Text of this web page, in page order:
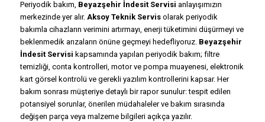
Periyodik bakım, Beyazşehir İndesit Servisi anlayışımızın
merkezinde yer alır. Aksoy Teknik Servisolarak periyodik
bakımla cihazların verimini artırmayı, enerji tüketimini düşürmeyi ve
beklenmedik arızaların önüne geçmeyi hedefliyoruz. Beyazşehir
İndesit Servisi kapsamında yapılan periyodik bakım; filtre
temizliği, conta kontrolleri, motor ve pompa muayenesi, elektronik
kart görsel kontrolü ve gerekli yazılım kontrollerini kapsar. Her
bakım sonrası müşteriye detaylı bir rapor sunulur: tespit edilen
potansiyel sorunlar, önerilen müdahaleler ve bakım sırasında
değişen parça veya malzeme bilgileri açıkça yazılır.